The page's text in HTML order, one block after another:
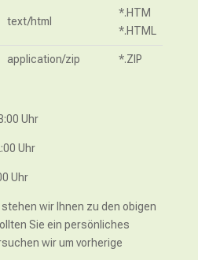
text/html
*.HTM
*.HTML
application/zip *.ZIP
Uhr
Uhr
Uhr
wir Ihnen zu den obigen
Sie ein persönliches
wir um vorherige